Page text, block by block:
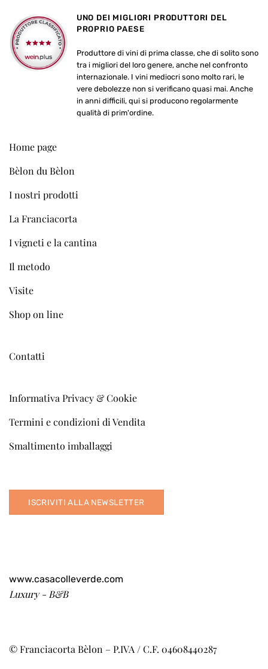
UNO DEI MIGLIORI PRODUTTORI DEL
PROPRIO PAESE
Produttore di vini di prima classe, che di solito sono
tra i migliori del loro genere, anche nel confronto
internazionale. I vini mediocri sono molto rari, le
vere debolezze non si verificano quasi mai. Anche
in anni difficili, qui si producono regolarmente
qualità di prim'ordine.
Home page
Bèlon du Bèlon
I nostri prodotti
La Franciacorta
I vigneti e la cantina
Il metodo
Visite
Shop on line
Contatti
Informativa Privacy & Cookie
Termini e condizioni di Vendita
Smaltimento imballaggi
ISCRIVITI ALLA NEWSLETTER
www.casacolleverde.com
Luxury - B&B
© Franciacorta Bèlon – P.IVA / C.F. 04608440287